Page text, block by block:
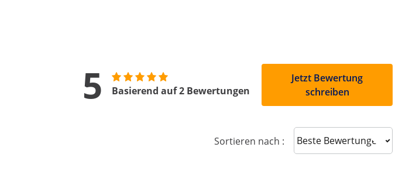
5 Basierend auf 2 Bewertungen
Jetzt Bewertung
schreiben
Sortieren nach : Sort reviews